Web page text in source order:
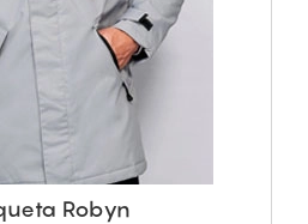
Robyn